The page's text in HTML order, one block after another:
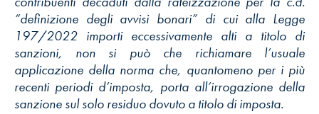
“definizione degli avvisi bonari” di cui alla Legge
197/2022 importi eccessivamente alti a titolo di
sanzioni, non si può che richiamare l’usuale
applicazione della norma che, quantomeno per i più
recenti periodi d’imposta, porta all’irrogazione della
sanzione sul solo residuo dovuto a titolo di imposta.